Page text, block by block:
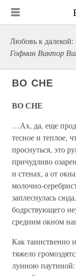
Любовь к далекой:
Гофман Виктор
ВО СНЕ
ВО СНЕ
…Ах, да, еще
тесное и теплое,
проснуться, это
причудливо
и стенах, а от
молочно-
заплеснулась
бодрствующего
средним окном
Как таинственно
тяжело
лунною